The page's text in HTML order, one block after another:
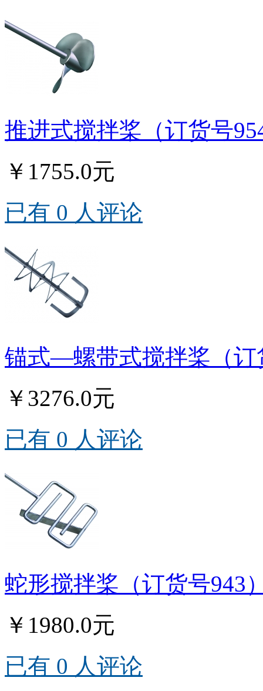
推进式搅拌桨（订货号
￥1755.0元
已有 0 人评论
锚式—螺带式搅拌桨（订
￥3276.0元
已有 0 人评论
蛇形搅拌桨（订货号943
￥1980.0元
已有 0 人评论